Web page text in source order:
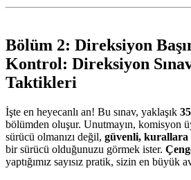
Bölüm 2: Direksiyon
Kontrol: Direksiyon
Taktikleri
İşte en heyecanlı an! Bu sınav, yaklaşık
bölümden oluşur. Unutmayın, komisyon
sürücü olmanızı değil, güvenli, kurallara
bir sürücü olduğunuzu görmek ister.
yaptığımız sayısız pratik, sizin en büyük